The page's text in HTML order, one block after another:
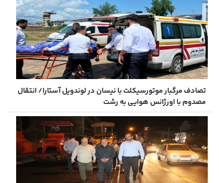
تصادف مرگبار موتورسیکلت با نیسان در لوندویل آستارا/ انتقال
مصدوم با اورژانس هوایی به رشت